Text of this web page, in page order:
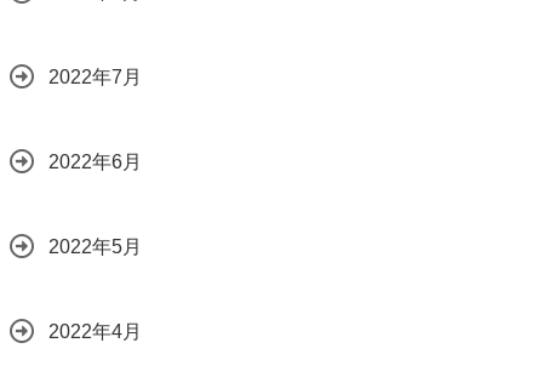
2022年7月
2022年6月
2022年5月
2022年4月